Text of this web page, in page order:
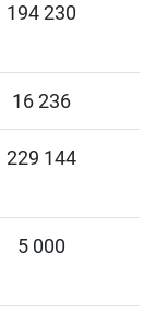
194 230
16 236
229 144
5 000